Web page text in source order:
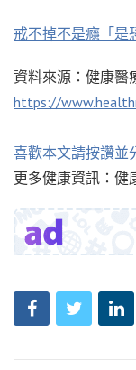
戒不掉不是癮「是
資料來源：健康醫
https://
喜歡本文請按讚並
更多健康資訊：健